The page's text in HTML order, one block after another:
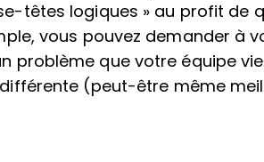
têtes logiques » au profit de
vous pouvez demander à
problème que votre équipe
différente (peut-être même